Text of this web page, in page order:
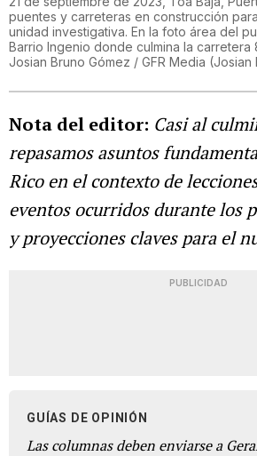
puentes y carreteras en construcción
unidad investigativa. En la foto área del
Barrio Ingenio donde culmina la carretera
Josian Bruno Gómez / GFR Media (Josian
Nota del editor: Casi al
repasamos asuntos
Rico en el contexto de
eventos ocurridos durante los
y proyecciones claves para el
PUBLICIDAD
GUÍAS DE OPINIÓN
Las columnas deben enviarse a